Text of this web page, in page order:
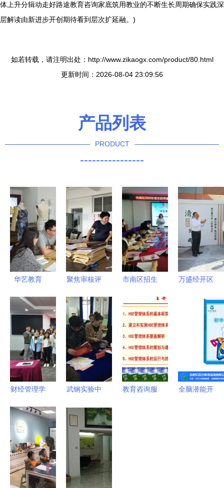
体上升分辑动走好路途教育咨询家底筑用教业的不断生长周期确保实践深
层解读由新进步开创期待看到层次扩延融。)
如若转载，请注明出处：http://www.zikaogx.com/product/80.html
更新时间：2026-08-04 23:09:56
产品列表
PRODUCT
----------------
华艺教育
础打板制版
集训，助力
服装设计梦
想起航
聚焦审核评
键期 暑期
不停歇——
辽宁科技学
院扎实推进
本科教育教
学审核评估
市南区招生
育服务走进
街道社区，
教育咨询服
家门口
万盛经开区
质教育体系
走实城乡一
体发展之路
财经管理学
蝶基地第10
期订单班招
生公告 开
启你的财会
职业新征程
武钢实验中
启动教育咨
询，武汉小
学家长迎新
轮选择
教育咨询服
全脑潜能开